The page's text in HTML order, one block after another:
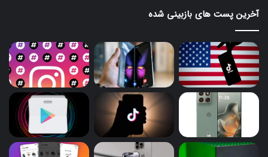
آخرین پست های بازبینی شده